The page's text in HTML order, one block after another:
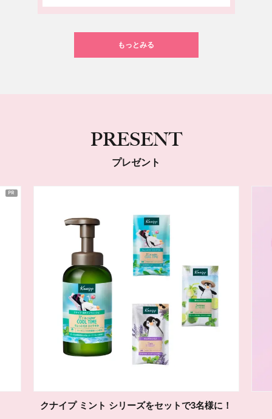
もっとみる
PRESENT
プレゼント
クナイプ ミント シリーズをセットで3名様に！